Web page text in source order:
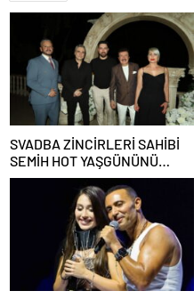
SVADBA ZİNCİRLERİ SAHİBİ
SEMİH HOT YAŞGÜNÜNÜ
SANAT VE CEMİYET
DÜNYASININ ÜNLÜ
İSİMLERİYLE KUTLADI!